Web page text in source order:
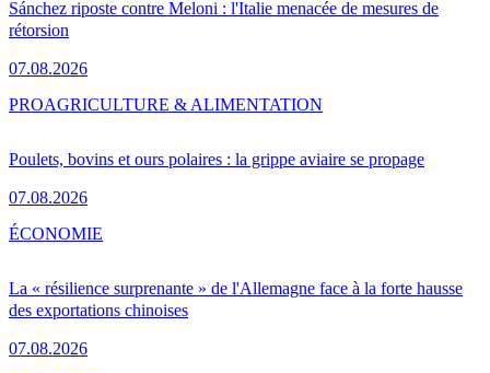
Sánchez riposte contre Meloni : l'Italie menacée de mesures de
rétorsion
07.08.2026
Poulets, bovins et ours polaires : la grippe aviaire se propage
07.08.2026
PROAGRICULTURE & ALIMENTATION
La « résilience surprenante » de l'Allemagne face à la forte hausse
des exportations chinoises
07.08.2026
ÉCONOMIE